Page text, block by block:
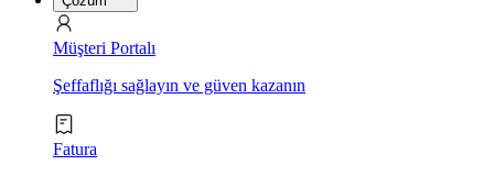
Müşteri Portalı
Şeffaflığı sağlayın ve güven kazanın
Fatura